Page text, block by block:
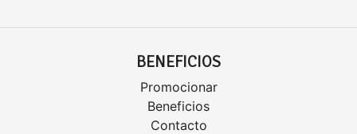
BENEFICIOS
Promocionar
Beneficios
Contacto